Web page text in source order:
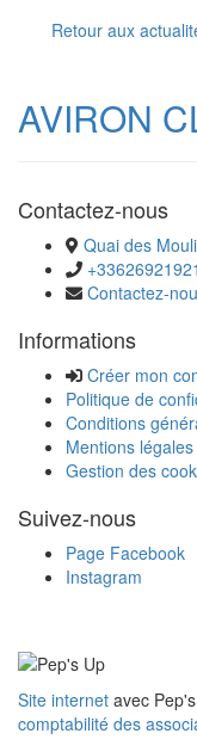
Retour aux
AVIRON
Contactez-nous
Quai des
+33626921921
Contactez-
Informations
Créer mon
Politique de
Conditions
Mentions légales
Gestion des
Suivez-nous
Page Facebook
Instagram
Site internet avec
comptabilité des